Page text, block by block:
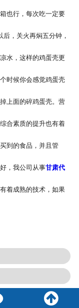
也行，每次吃一定要
，关火再焖五分钟，
水，这样的鸡蛋壳更
时候你会感觉鸡蛋壳
上面的碎鸡蛋壳。营
合素质的提升也有着
到的食品，并且管
，我公司从事甘肃代
着成熟的技术，如果